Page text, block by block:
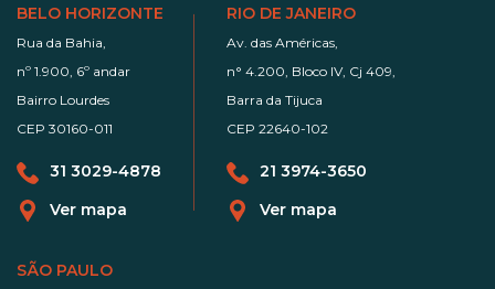
BELO HORIZONTE
Rua da Bahia,
nº 1.900, 6º andar
Bairro Lourdes
CEP 30160-011
31 3029-4878
Ver mapa
RIO DE JANEIRO
Av. das Américas,
n° 4.200, Bloco IV, Cj 409,
Barra da Tijuca
CEP 22640-102
21 3974-3650
Ver mapa
SÃO PAULO